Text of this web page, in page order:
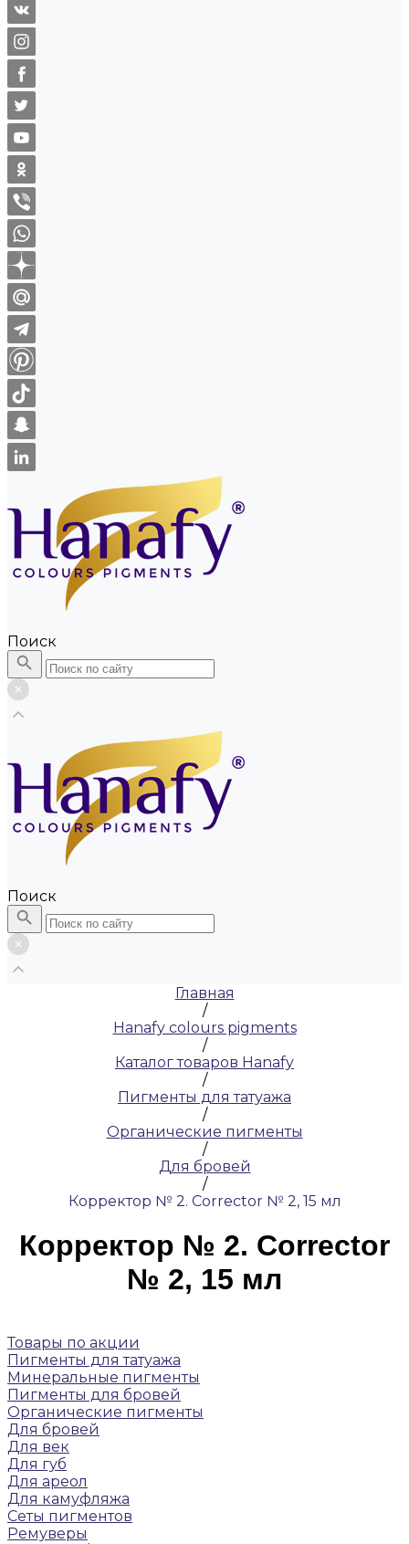
Поиск
Поиск
Главная
/
Hanafy colours pigments
/
Каталог товаров Hanafy
/
Пигменты для татуажа
/
Органические пигменты
/
Для бровей
/
Корректор № 2. Corrector № 2, 15 мл
Корректор № 2. Corrector
№ 2, 15 мл
Товары по акции
Пигменты для татуажа
Минеральные пигменты
Пигменты для бровей
Органические пигменты
Для бровей
Для век
Для губ
Для ареол
Для камуфляжа
Сеты пигментов
Ремуверы